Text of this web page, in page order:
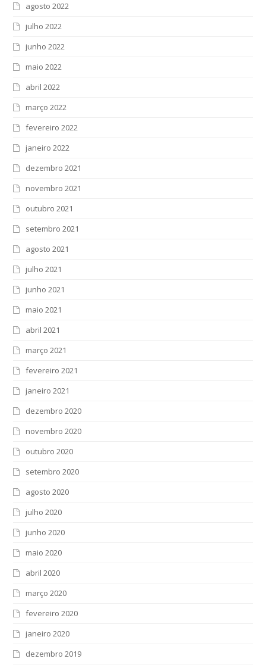
agosto 2022
julho 2022
junho 2022
maio 2022
abril 2022
março 2022
fevereiro 2022
janeiro 2022
dezembro 2021
novembro 2021
outubro 2021
setembro 2021
agosto 2021
julho 2021
junho 2021
maio 2021
abril 2021
março 2021
fevereiro 2021
janeiro 2021
dezembro 2020
novembro 2020
outubro 2020
setembro 2020
agosto 2020
julho 2020
junho 2020
maio 2020
abril 2020
março 2020
fevereiro 2020
janeiro 2020
dezembro 2019